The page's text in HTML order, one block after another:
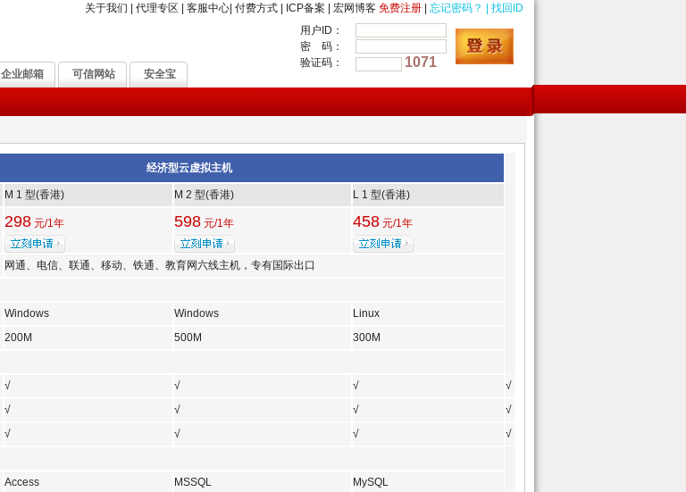
关于我们 代理专区 客服中心 付费方式 ICP备案 宏网博客 免费注册 忘记密码？ 找回ID
企业邮箱 可信网站 安全宝
用户ID：
密 码：
验证码：
1071
经济型云虚拟主机
M 1 型(香港) M 2 型(香港) L 1 型(香港)
298 元/1年 598 元/1年 458 元/1年
网通、电信、联通、移动、铁通、教育网六线主机，专有国际出口
Windows Windows
Linux
200M 500M
300M
√ √ √
√
√ √ √
√
√ √ √
√
Access MSSQL
MySQL